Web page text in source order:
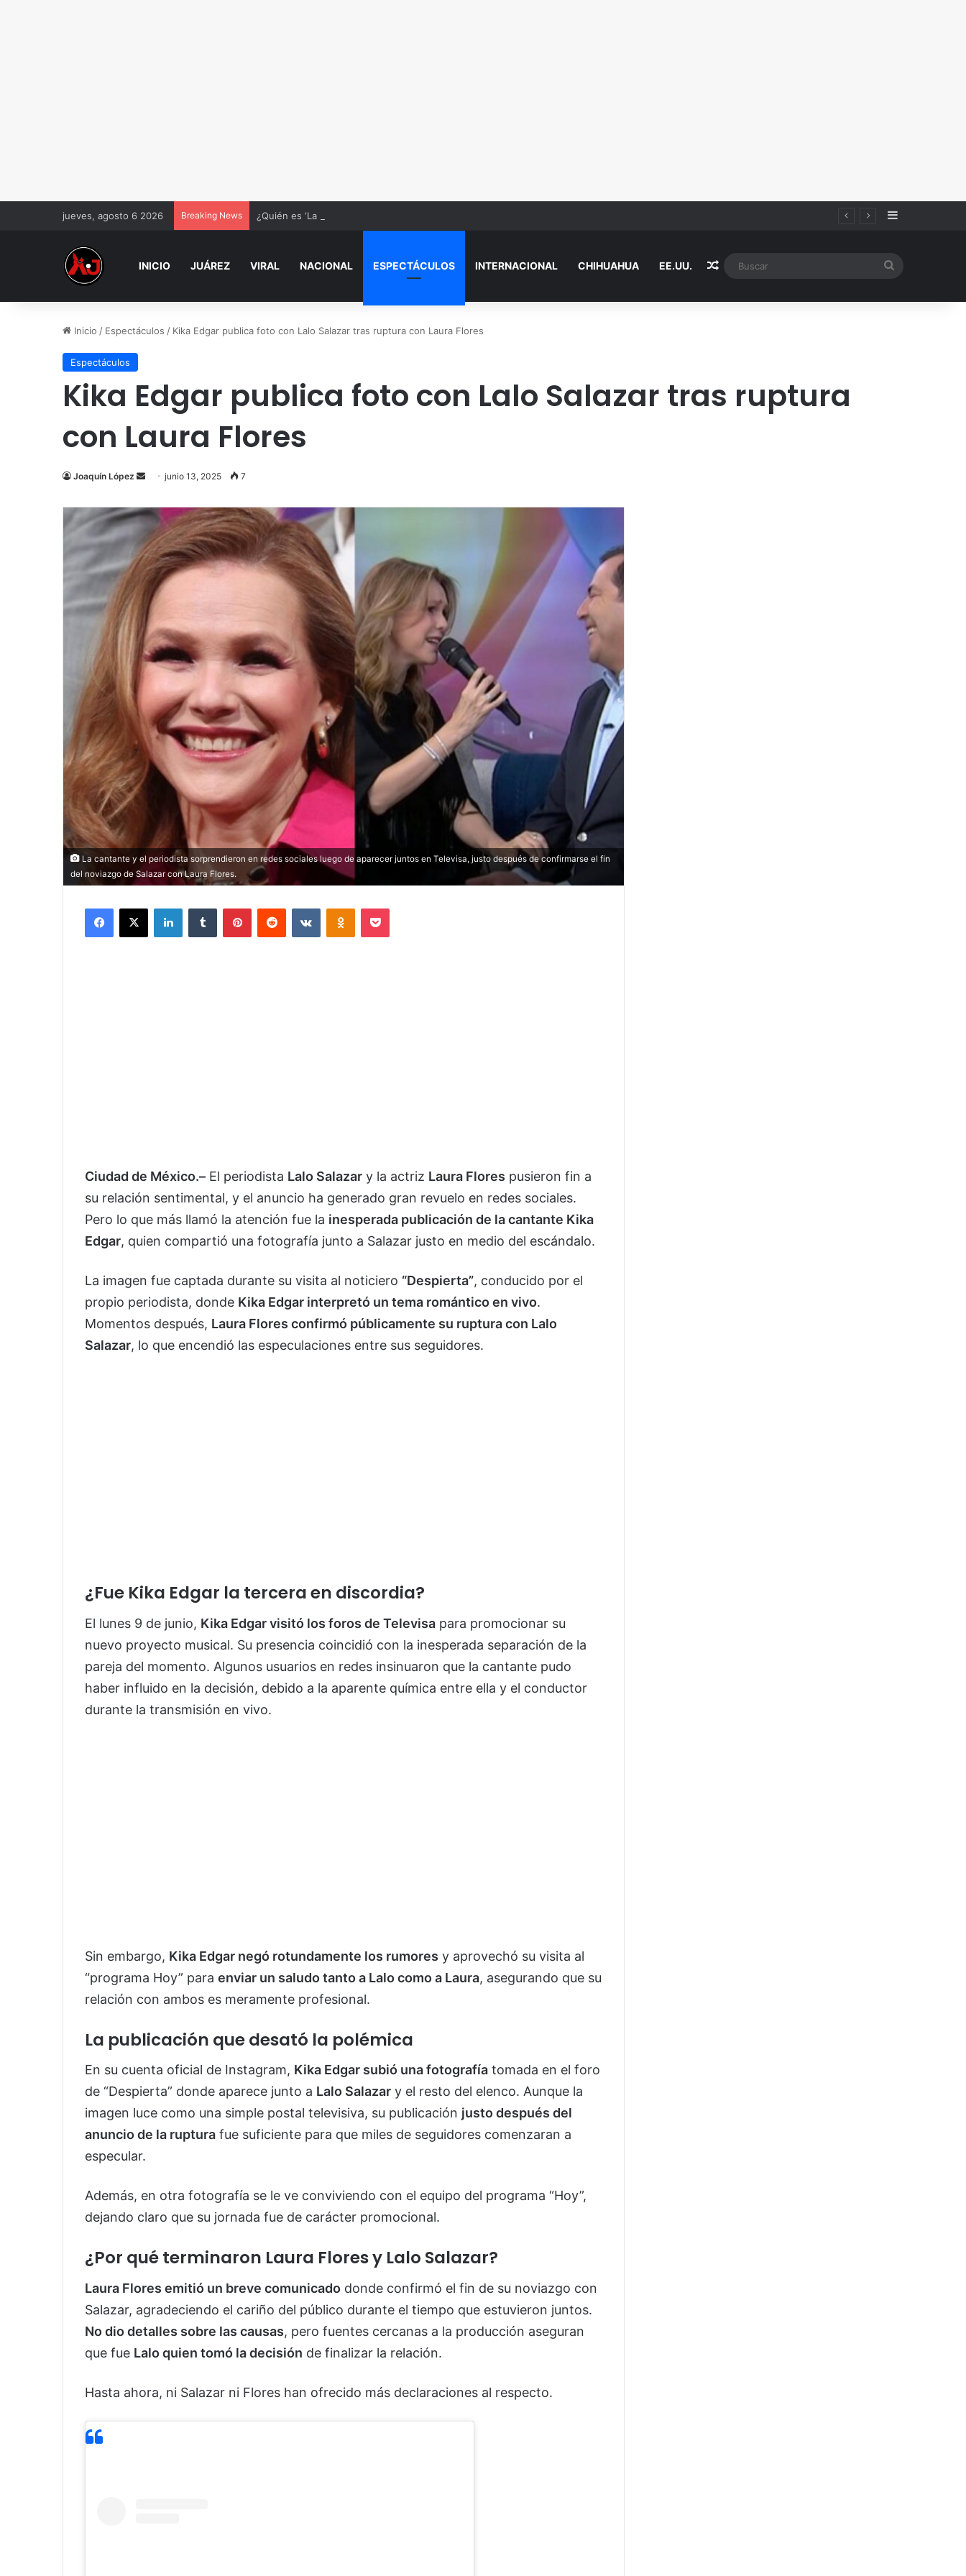
jueves, agosto 6 2026 Breaking News ¿Quién es ‘La Beba’? Su reacción en vivo tras la mu3rt3 de César Gastélum se viraliza Sidebar
INICIO JUÁREZ VIRAL NACIONAL ESPECTÁCULOS INTERNACIONAL CHIHUAHUA EE.UU. Random Article
Inicio / Espectáculos / Kika Edgar publica foto con Lalo Salazar tras ruptura con Laura Flores
Espectáculos
Kika Edgar publica foto con Lalo Salazar tras ruptura
con Laura Flores
Joaquín López
Send
email
junio 13, 2025 7
La cantante y el periodista sorprendieron en redes sociales luego de aparecer juntos en Televisa, justo después de confirmarse el fin
del noviazgo de Salazar con Laura Flores.
Facebook
X LinkedInTumblr PinterestReddit VKontakteOdnoklassniki
Pocket
Ciudad de México.– El periodista Lalo Salazar y la actriz Laura Flores pusieron fin a
su relación sentimental, y el anuncio ha generado gran revuelo en redes sociales.
Pero lo que más llamó la atención fue la inesperada publicación de la cantante Kika
Edgar, quien compartió una fotografía junto a Salazar justo en medio del escándalo.
La imagen fue captada durante su visita al noticiero “Despierta”, conducido por el
propio periodista, donde Kika Edgar interpretó un tema romántico en vivo.
Momentos después, Laura Flores confirmó públicamente su ruptura con Lalo
Salazar, lo que encendió las especulaciones entre sus seguidores.
¿Fue Kika Edgar la tercera en discordia?
El lunes 9 de junio, Kika Edgar visitó los foros de Televisa para promocionar su
nuevo proyecto musical. Su presencia coincidió con la inesperada separación de la
pareja del momento. Algunos usuarios en redes insinuaron que la cantante pudo
haber influido en la decisión, debido a la aparente química entre ella y el conductor
durante la transmisión en vivo.
Sin embargo, Kika Edgar negó rotundamente los rumores y aprovechó su visita al
“programa Hoy” para enviar un saludo tanto a Lalo como a Laura, asegurando que su
relación con ambos es meramente profesional.
La publicación que desató la polémica
En su cuenta oficial de Instagram, Kika Edgar subió una fotografía tomada en el foro
de “Despierta” donde aparece junto a Lalo Salazar y el resto del elenco. Aunque la
imagen luce como una simple postal televisiva, su publicación justo después del
anuncio de la ruptura fue suficiente para que miles de seguidores comenzaran a
especular.
Además, en otra fotografía se le ve conviviendo con el equipo del programa “Hoy”,
dejando claro que su jornada fue de carácter promocional.
¿Por qué terminaron Laura Flores y Lalo Salazar?
Laura Flores emitió un breve comunicado donde confirmó el fin de su noviazgo con
Salazar, agradeciendo el cariño del público durante el tiempo que estuvieron juntos.
No dio detalles sobre las causas, pero fuentes cercanas a la producción aseguran
que fue Lalo quien tomó la decisión de finalizar la relación.
Hasta ahora, ni Salazar ni Flores han ofrecido más declaraciones al respecto.